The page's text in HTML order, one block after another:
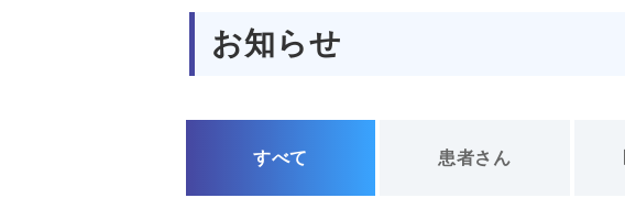
お知らせ
すべて 患者さん